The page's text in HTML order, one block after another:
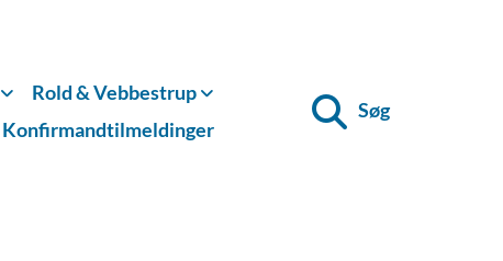
Rold & Vebbestrup
Konfirmandtilmeldinger
Søg